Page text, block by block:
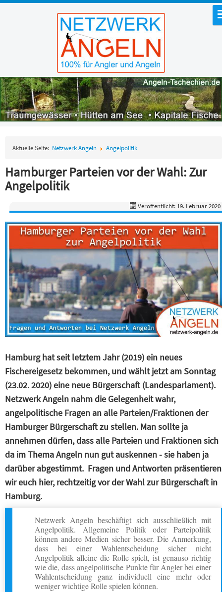
Aktuelle Seite: Netzwerk Angeln Angelpolitik
Hamburger Parteien vor der Wahl: Zur
Angelpolitik
Veröffentlicht: 19. Februar 2020
Hamburg hat seit letztem Jahr (2019) ein neues
Fischereigesetz bekommen, und wählt jetzt am Sonntag
(23.02. 2020) eine neue Bürgerschaft (Landesparlament).
Netzwerk Angeln nahm die Gelegenheit wahr,
angelpolitische Fragen an alle Parteien/Fraktionen der
Hamburger Bürgerschaft zu stellen. Man sollte ja
annehmen dürfen, dass alle Parteien und Fraktionen sich
da im Thema Angeln nun gut auskennen - sie haben ja
darüber abgestimmt. Fragen und Antworten präsentieren
wir euch hier, rechtzeitig vor der Wahl zur Bürgerschaft in
Hamburg.
Netzwerk Angeln beschäftigt sich ausschließlich mit
Angelpolitik. Allgemeine Politik oder Parteipolitik
können andere Medien sicher besser. Die Anmerkung,
dass bei einer Wahlentscheidung sicher nicht
Angelpolitik alleine die Rolle spielt, ist genauso richtig
wie die, dass angelpolitische Punkte für Angler bei einer
Wahlentscheidung ganz individuell eine mehr oder
weniger wichtige Rolle spielen können.